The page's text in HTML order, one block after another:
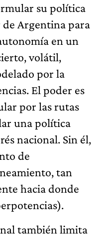
su política
de Argentina para
en un
volátil,
por la
El poder es
por las rutas
una política
nacional. Sin él,
de
tan
hacia donde
también limita